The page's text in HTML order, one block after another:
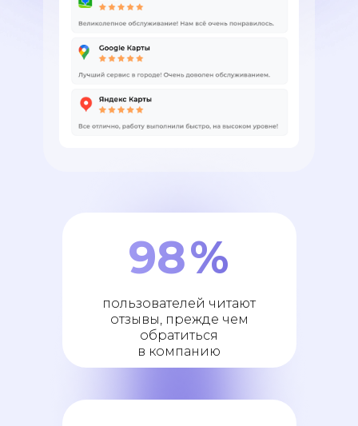
пользователей читают
отзывы, прежде чем
обратиться
в компанию
%
98